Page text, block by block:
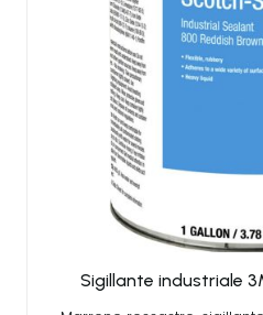
Sigillante industriale